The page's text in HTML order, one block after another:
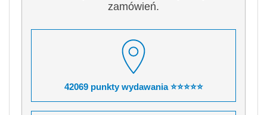
zamówień.
42069 punkty wydawania ⭐⭐⭐⭐⭐